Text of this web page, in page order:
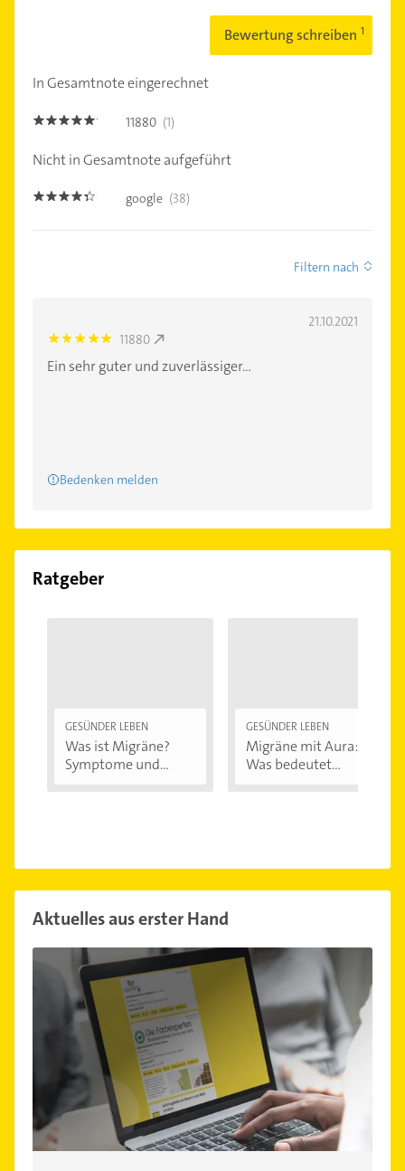
Bewertung schreiben
In Gesamtnote eingerechnet
5.0 11880 (1)
Nicht in Gesamtnote aufgeführt
4.3 google (38)
Filtern nach
21.10.2021
5.0 11880
Ein sehr guter und zuverlässiger...
Bedenken melden
Ratgeber
GESÜNDER LEBEN
Was ist Migräne?
Symptome und...
GESÜNDER LEBEN
Migräne mit Aura:
Was bedeutet...
Aktuelles aus erster Hand